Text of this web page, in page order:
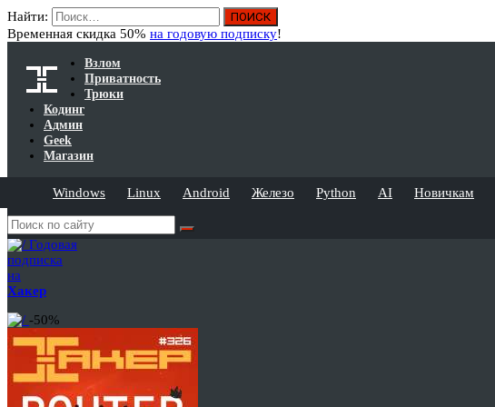
Найти:
Временная скидка 50% на годовую подписку!
Взлом
Приватность
Трюки
Кодинг
Админ
Geek
Магазин
Windows Linux Android Железо Python AI Новичкам
Годовая
подписка
на
Хакер
-50%